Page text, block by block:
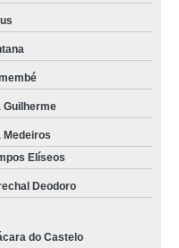
Barra Funda
Paulista
Vila Maria Alta
Vila Congonhas
Ceci
Guilherme
Medeiros
Elíseos
Deodoro
do Castelo